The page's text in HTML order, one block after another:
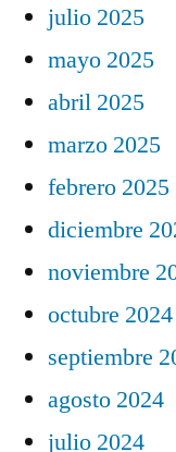
julio 2025
mayo 2025
abril 2025
marzo 2025
febrero 2025
diciembre
noviembre
octubre 2024
septiembre
agosto 2024
julio 2024